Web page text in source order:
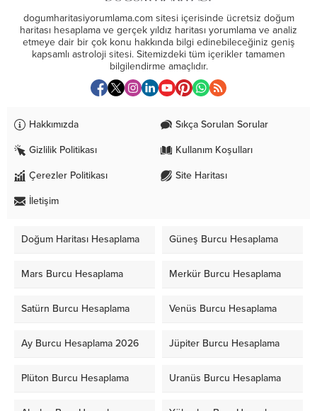
dogumharitasiyorumlama.com sitesi içerisinde ücretsiz doğum
haritası hesaplama ve gerçek yıldız haritası yorumlama ve analiz
etmeye dair bir çok konu hakkında bilgi edinebileceğiniz geniş
kapsamlı astroloji sitesi. Sitemizdeki tüm içerikler tamamen
bilgilendirme amaçlıdır.
Hakkımızda Sıkça Sorulan Sorular
Gizlilik Politikası Kullanım Koşulları
Çerezler Politikası Site Haritası
İletişim
Doğum Haritası Hesaplama Güneş Burcu Hesaplama
Mars Burcu Hesaplama Merkür Burcu Hesaplama
Satürn Burcu Hesaplama Venüs Burcu Hesaplama
Ay Burcu Hesaplama 2026 Jüpiter Burcu Hesaplama
Plüton Burcu Hesaplama Uranüs Burcu Hesaplama